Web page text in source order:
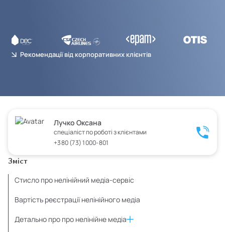
Рекомендації від корпоративних клієнтів
Лучко Оксана
спеціаліст по роботі з клієнтами
+380 (73) 1000-801
Зміст
Стисло про нелінійний медіа-сервіс
Вартість реєстрації нелінійного медіа
Детально про про нелінійне медіа